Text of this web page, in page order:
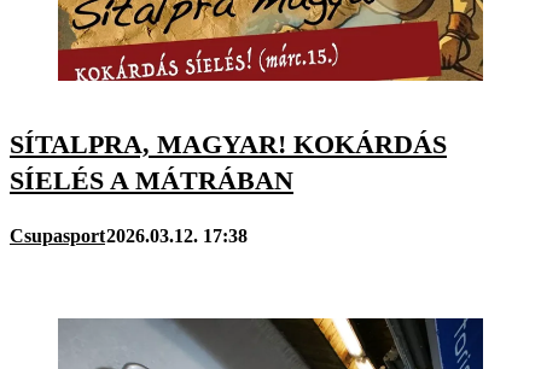
SÍTALPRA, MAGYAR! KOKÁRDÁS
SÍELÉS A MÁTRÁBAN
Csupasport2026.03.12. 17:38